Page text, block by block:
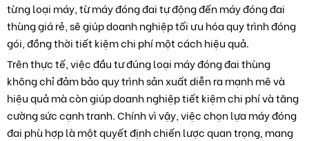
từng loại máy, từ máy đóng đai tự động đến máy đóng đai
thùng giá rẻ, sẽ giúp doanh nghiệp tối ưu hóa quy trình đóng
gói, đồng thời tiết kiệm chi phí một cách hiệu quả.
Trên thực tế, việc đầu tư đúng loại máy đóng đai thùng
không chỉ đảm bảo quy trình sản xuất diễn ra mạnh mẽ và
hiệu quả mà còn giúp doanh nghiệp tiết kiệm chi phí và tăng
cường sức cạnh tranh. Chính vì vậy, việc chọn lựa máy đóng
đai phù hợp là một quyết định chiến lược quan trọng, mang